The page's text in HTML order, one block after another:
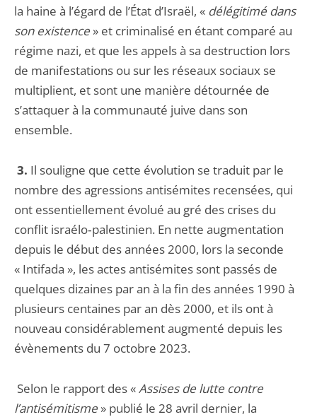
la haine à l’égard de l’État d’Israël, « délégitimé dans
son existence » et criminalisé en étant comparé au
régime nazi, et que les appels à sa destruction lors
de manifestations ou sur les réseaux sociaux se
multiplient, et sont une manière détournée de
s’attaquer à la communauté juive dans son
ensemble.
3. Il souligne que cette évolution se traduit par le
nombre des agressions antisémites recensées, qui
ont essentiellement évolué au gré des crises du
conflit israélo‑palestinien. En nette augmentation
depuis le début des années 2000, lors la seconde
« Intifada », les actes antisémites sont passés de
quelques dizaines par an à la fin des années 1990 à
plusieurs centaines par an dès 2000, et ils ont à
nouveau considérablement augmenté depuis les
évènements du 7 octobre 2023.
Selon le rapport des «Assises de lutte contre
l’antisémitisme » publié le 28 avril dernier, la